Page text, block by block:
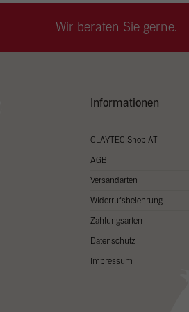
Wir beraten Sie gerne.
Informationen
CLAYTEC Shop AT
AGB
Versandarten
Widerrufsbelehrung
Zahlungsarten
Datenschutz
Impressum